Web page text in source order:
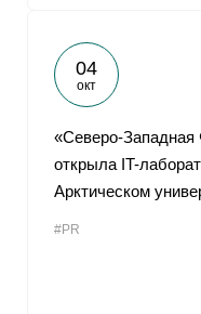
04
окт
«Северо-
открыла IT-
Арктическом
#PR